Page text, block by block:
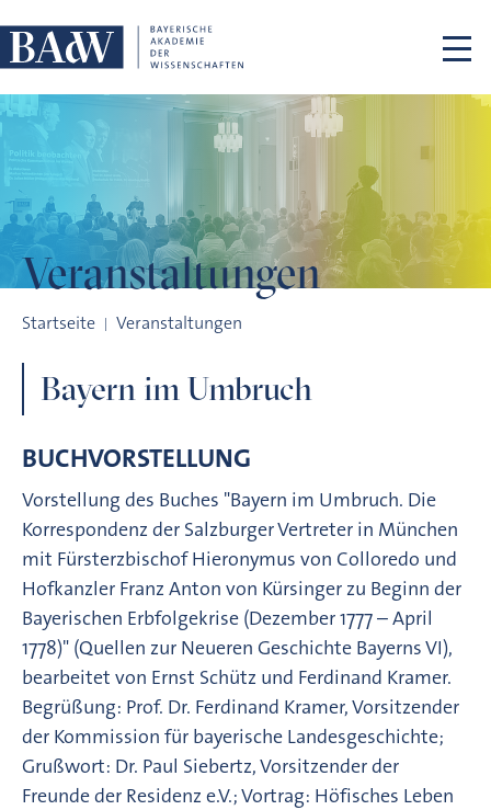
Veranstaltungen
Startseite Veranstaltungen
Bayern im Umbruch
BUCHVORSTELLUNG
Vorstellung des Buches "Bayern im Umbruch. Die
Korrespondenz der Salzburger Vertreter in München
mit Fürsterzbischof Hieronymus von Colloredo und
Hofkanzler Franz Anton von Kürsinger zu Beginn der
Bayerischen Erbfolgekrise (Dezember 1777 – April
1778)" (Quellen zur Neueren Geschichte Bayerns VI),
bearbeitet von Ernst Schütz und Ferdinand Kramer.
Begrüßung: Prof. Dr. Ferdinand Kramer, Vorsitzender
der Kommission für bayerische Landesgeschichte;
Grußwort: Dr. Paul Siebertz, Vorsitzender der
Freunde der Residenz e.V.; Vortrag: Höfisches Leben